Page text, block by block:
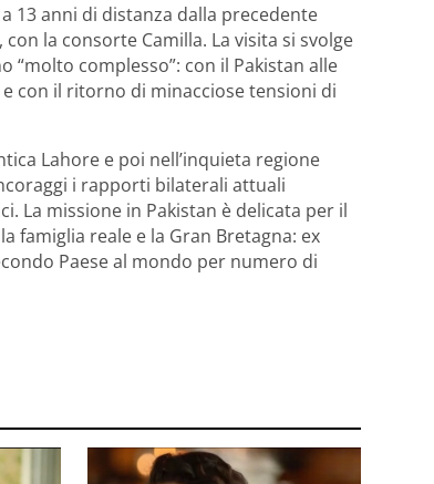
13 anni di distanza dalla precedente
la consorte Camilla. La visita si svolge
complesso”: con il Pakistan alle
con il ritorno di minacciose tensioni di
Lahore e poi nell’inquieta regione
i rapporti bilaterali attuali
La missione in Pakistan è delicata per il
famiglia reale e la Gran Bretagna: ex
Paese al mondo per numero di